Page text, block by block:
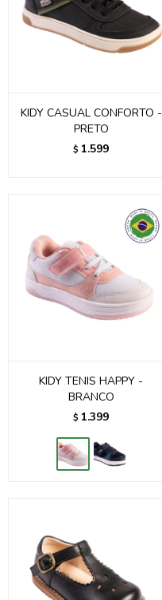
KIDY CASUAL CONFORTO -
PRETO
$ 1.599
KIDY TENIS HAPPY -
BRANCO
$ 1.399